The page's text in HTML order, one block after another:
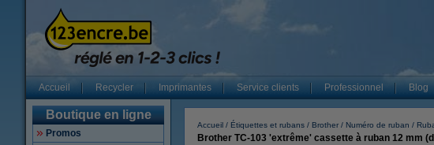
Accueil Recycler Imprimantes Service clients Professionnel Blog
Boutique en ligne
Promos
Accueil Étiquettes et rubans Brother Numéro de ruban
Brother TC-103 'extrême' cassette à ruban 12 mm